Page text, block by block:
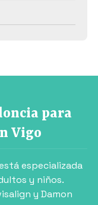
para
Vigo
especializada
y niños.
y Damon